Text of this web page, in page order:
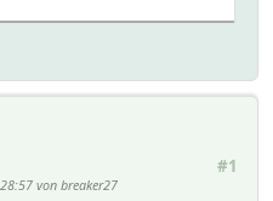
td><td>$m</
AttrVal( $name,
#1
von breaker27